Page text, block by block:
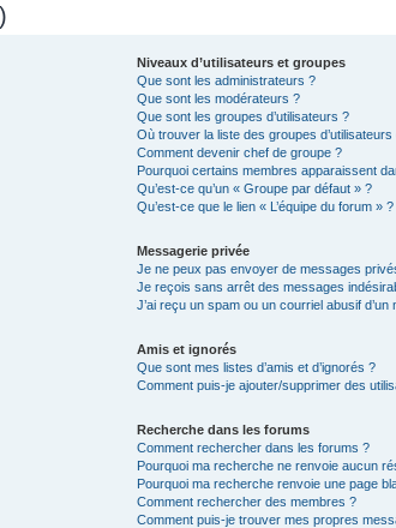
Niveaux d’utilisateurs et groupes
Que sont les administrateurs ?
Que sont les modérateurs ?
Que sont les groupes d’utilisateurs ?
Où trouver la liste des groupes
Comment devenir chef de groupe ?
Pourquoi certains membres apparaissent
Qu’est-ce qu’un « Groupe par défaut » ?
Qu’est-ce que le lien « L’équipe du forum » ?
Messagerie privée
Je ne peux pas envoyer de messages
Je reçois sans arrêt des messages
J’ai reçu un spam ou un courriel abusif
Amis et ignorés
Que sont mes listes d’amis et d’ignorés ?
Comment puis-je ajouter/supprimer des
Recherche dans les forums
Comment rechercher dans les forums ?
Pourquoi ma recherche ne renvoie aucun
Pourquoi ma recherche renvoie une page
Comment rechercher des membres ?
Comment puis-je trouver mes propres